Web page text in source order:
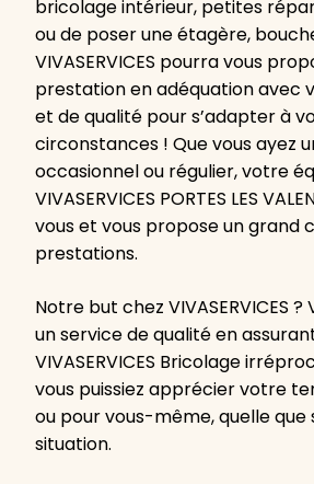
bricolage intérieur, petites
ou de poser une étagère,
VIVASERVICES pourra vous
prestation en adéquation avec
et de qualité pour s’adapter à
circonstances ! Que vous ayez
occasionnel ou régulier, votre
VIVASERVICES PORTES LES
vous et vous propose un grand
prestations.
Notre but chez VIVASERVICES
un service de qualité en
VIVASERVICES Bricolage
vous puissiez apprécier votre
ou pour vous-même, quelle
situation.